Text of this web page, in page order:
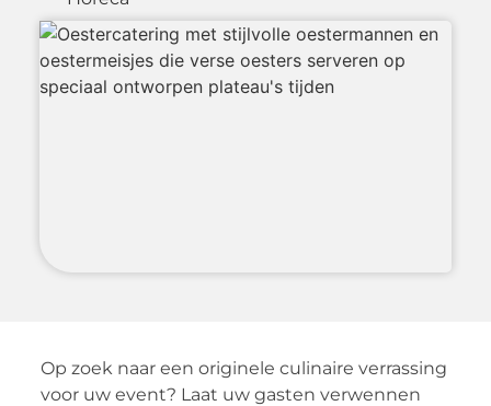
Op zoek naar een originele culinaire verrassing
voor uw event? Laat uw gasten verwennen